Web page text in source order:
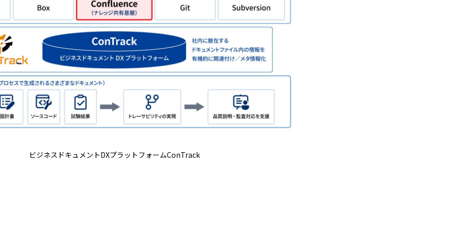
ビジネスドキュメントDXプラットフォームConTrack